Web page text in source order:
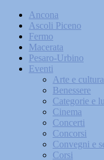
Ancona
Ascoli Piceno
Fermo
Macerata
Pesaro-Urbino
Eventi
Arte e cultura
Benessere
Categorie e
Cinema
Concerti
Concorsi
Convegni e
Corsi